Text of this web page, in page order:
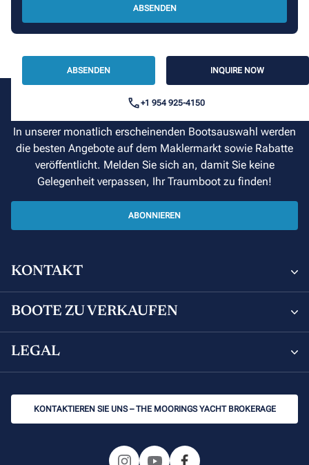
ABSENDEN
ABSENDEN INQUIRE NOW
+1 954 925-4150
Hier Einsteigen
In unserer monatlich erscheinenden Bootsauswahl werden
die besten Angebote auf dem Maklermarkt sowie Rabatte
veröffentlicht. Melden Sie sich an, damit Sie keine
Gelegenheit verpassen, Ihr Traumboot zu finden!
ABONNIEREN
KONTAKT
Sunsail and Moorings Brokerage
+33 (0) 4 92 00 09 02
brokerage@sunsail.com
BOOTE ZU VERKAUFEN
Boote Zu Verkaufen
Motor-Katamarane zum Verkauf
Beneteau Yachten zu verkaufen
LEGAL
Erweiterte Cookie-Richtlinien
KONTAKTIEREN SIE UNS – THE MOORINGS YACHT BROKERAGE